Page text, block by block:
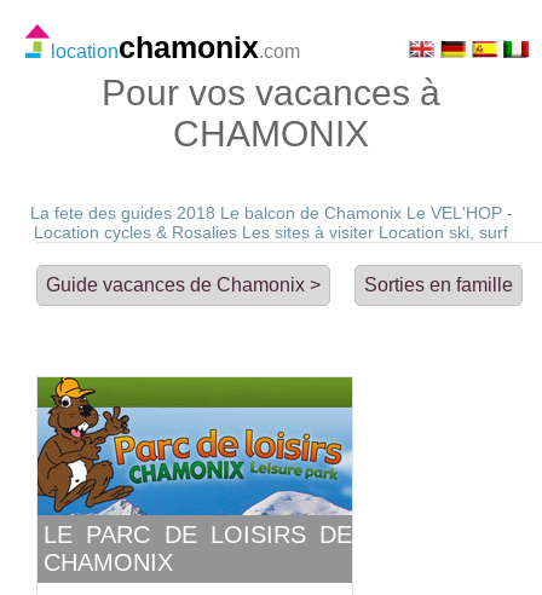
Pour vos vacances à
CHAMONIX
La fete des guides 2018 Le balcon de Chamonix Le VEL'HOP -
Location cycles & Rosalies Les sites à visiter Location ski, surf
locationchamonix.com
Guide vacances de Chamonix > Sorties en famille
LE PARC DE LOISIRS DE
CHAMONIX